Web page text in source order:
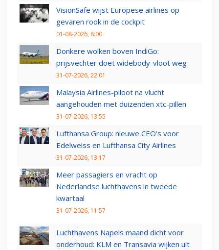
VisionSafe wijst Europese airlines op
gevaren rook in de cockpit
01-08-2026, 8:00
Donkere wolken boven IndiGo:
prijsvechter doet widebody-vloot weg
31-07-2026, 22:01
Malaysia Airlines-piloot na vlucht
aangehouden met duizenden xtc-pillen
31-07-2026, 13:55
Lufthansa Group: nieuwe CEO’s voor
Edelweiss en Lufthansa City Airlines
31-07-2026, 13:17
Meer passagiers en vracht op
Nederlandse luchthavens in tweede
kwartaal
31-07-2026, 11:57
Luchthavens Napels maand dicht voor
onderhoud: KLM en Transavia wijken uit